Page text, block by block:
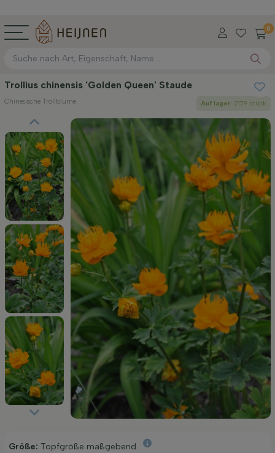
0
Trollius chinensis 'Golden Queen' Staude
Chinesische Trollblume Auf lager: 2179 stück
Größe: Topfgröße maßgebend